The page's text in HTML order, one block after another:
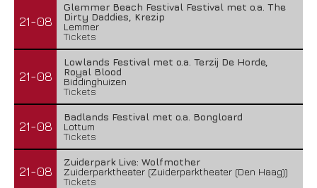
21-08
Glemmer Beach Festival Festival met o.a. The
Dirty Daddies, Krezip
Lemmer
Tickets
21-08
Lowlands Festival met o.a. Terzij De Horde,
Royal Blood
Biddinghuizen
Tickets
21-08
Badlands Festival met o.a. Bongloard
Lottum
Tickets
21-08
Zuiderpark Live: Wolfmother
Zuiderparktheater (Zuiderparktheater (Den Haag))
Tickets